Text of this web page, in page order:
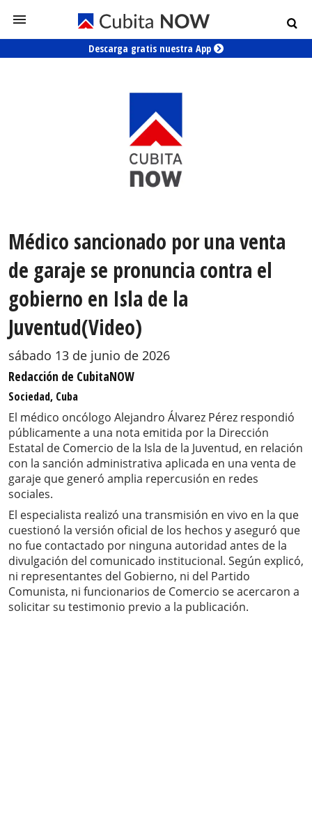
Descarga gratis nuestra App
Médico sancionado por una venta
de garaje se pronuncia contra el
gobierno en Isla de la
Juventud(Video)
sábado 13 de junio de 2026
Redacción de CubitaNOW
Sociedad, Cuba
El médico oncólogo Alejandro Álvarez Pérez respondió
públicamente a una nota emitida por la Dirección
Estatal de Comercio de la Isla de la Juventud, en relación
con la sanción administrativa aplicada en una venta de
garaje que generó amplia repercusión en redes
sociales.
El especialista realizó una transmisión en vivo en la que
cuestionó la versión oficial de los hechos y aseguró que
no fue contactado por ninguna autoridad antes de la
divulgación del comunicado institucional. Según explicó,
ni representantes del Gobierno, ni del Partido
Comunista, ni funcionarios de Comercio se acercaron a
solicitar su testimonio previo a la publicación.